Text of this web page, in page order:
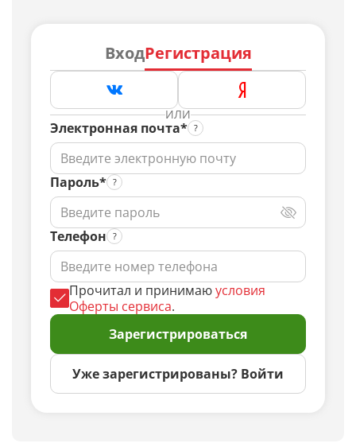
ВходРегистрация
ИЛИ
Электронная почта*
Пароль*
Телефон
Прочитал и принимаюусловия
Оферты сервиса.
Зарегистрироваться
Уже зарегистрированы? Войти